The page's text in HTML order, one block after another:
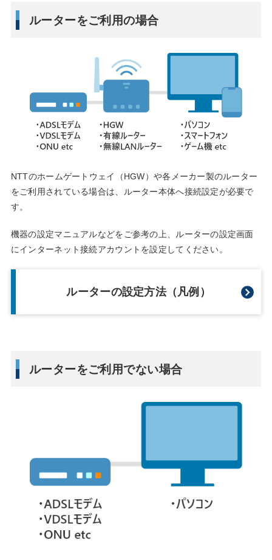
ルーターをご利用の場合
NTTのホームゲートウェイ（HGW）や各メーカー製のルーター
をご利用されている場合は、ルーター本体へ接続設定が必要で
す。
機器の設定マニュアルなどをご参考の上、ルーターの設定画面
にインターネット接続アカウントを設定してください。
ルーターの設定方法（凡例）
ルーターをご利用でない場合